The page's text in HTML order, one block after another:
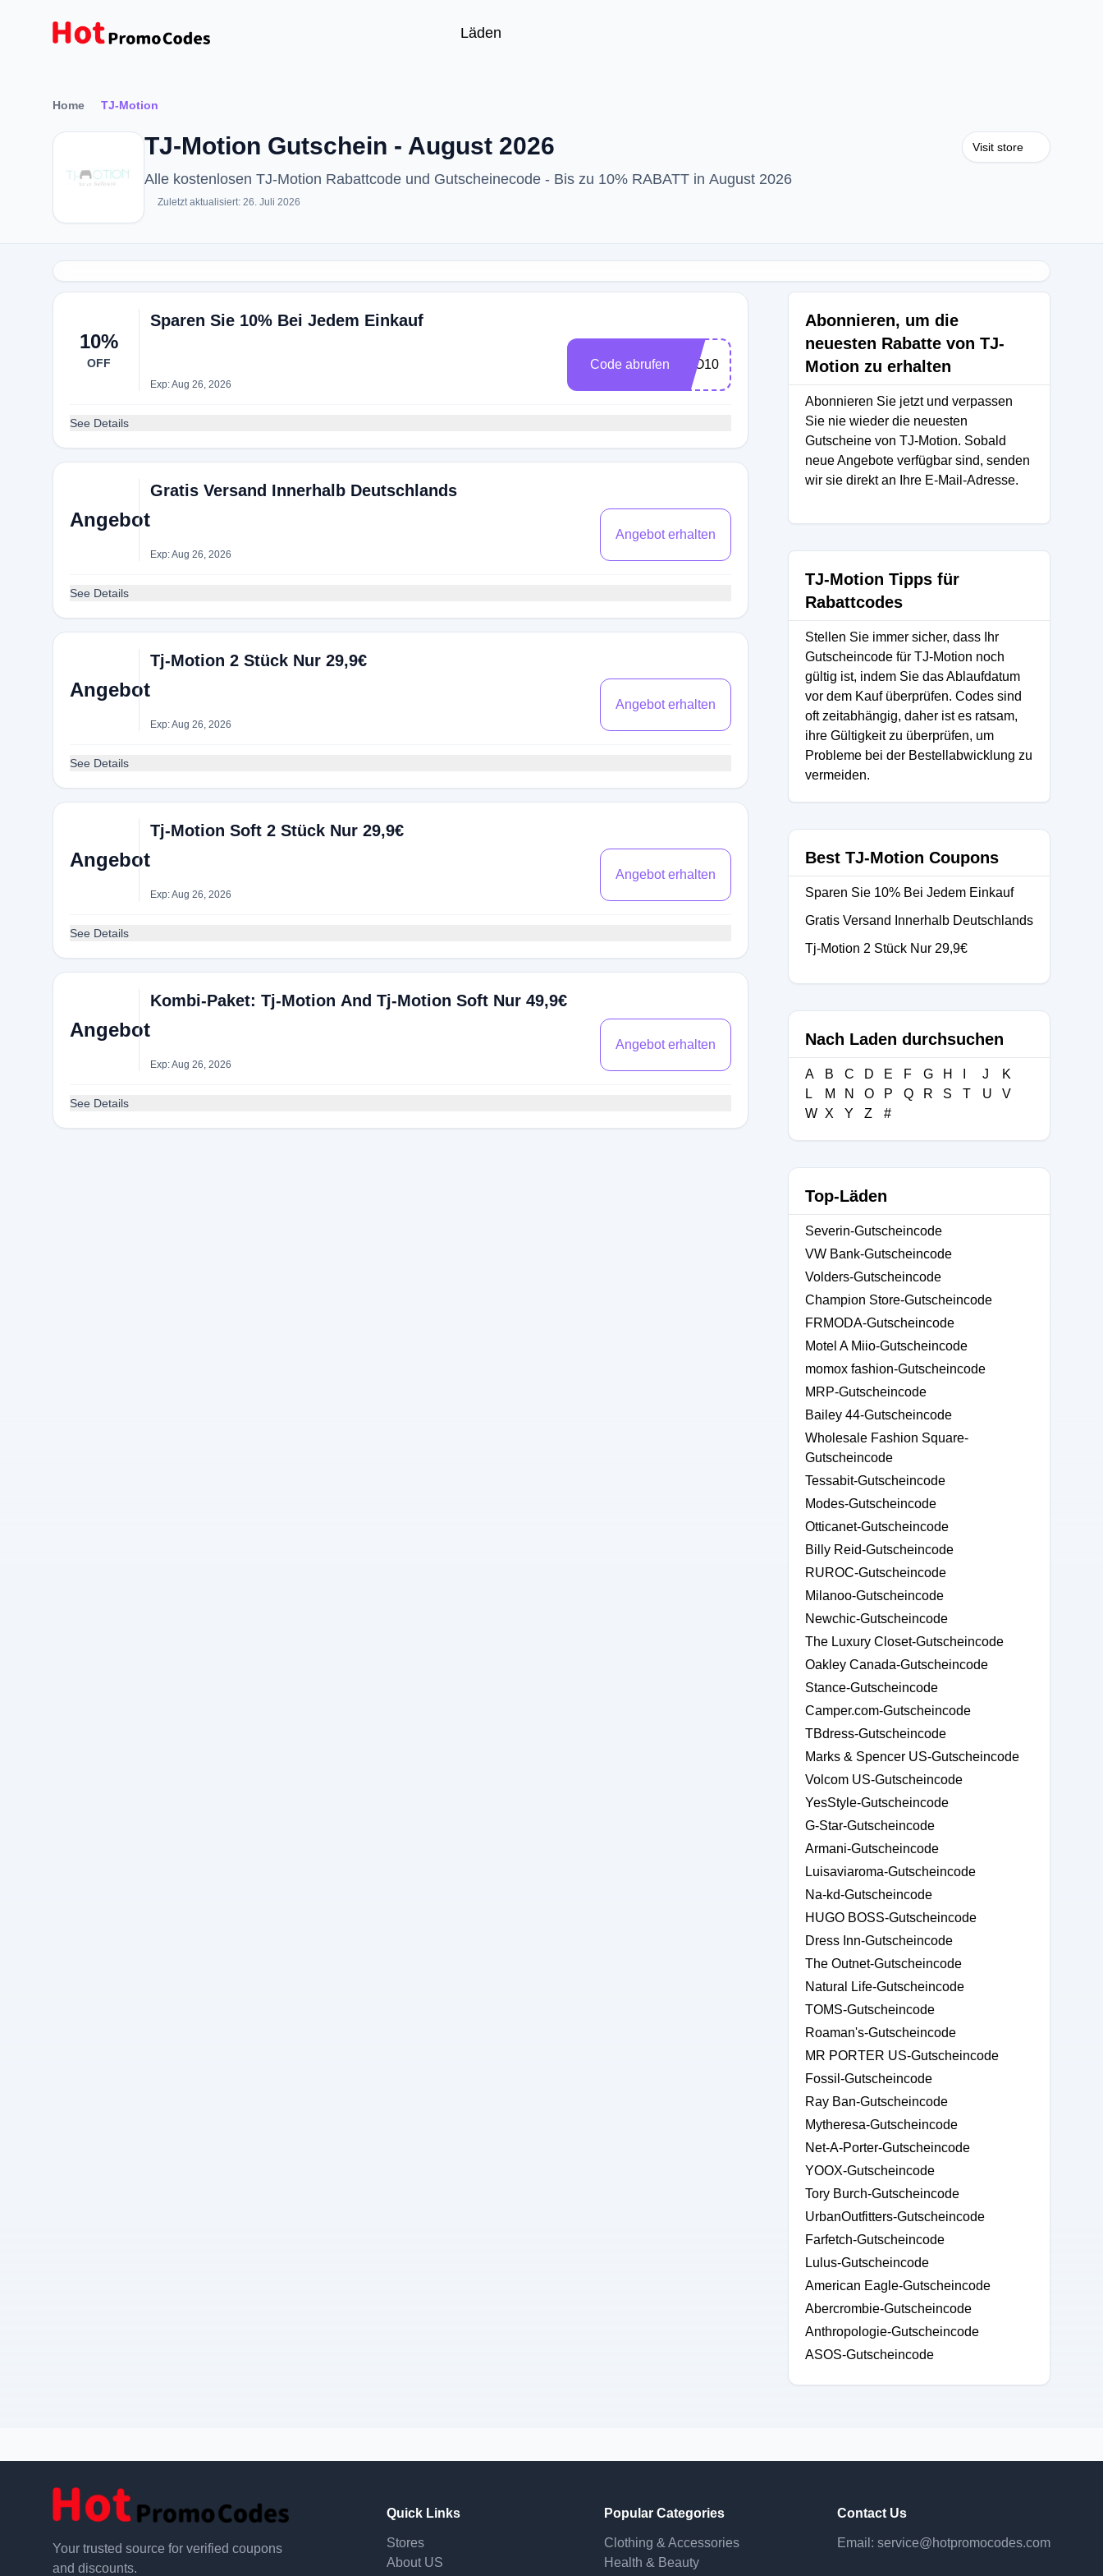
Läden
Home TJ-Motion
TJ-Motion Gutschein - August 2026
Alle kostenlosen TJ-Motion Rabattcode und Gutscheinecode - Bis zu 10% RABATT in August 2026
Zuletzt aktualisiert: 26. Juli 2026
Visit store
10%
OFF
Sparen Sie 10% Bei Jedem Einkauf
Exp: Aug 26, 2026
Code abrufen LLO10
See Details
Angebot
Gratis Versand Innerhalb Deutschlands
Exp: Aug 26, 2026
Angebot erhalten
See Details
Angebot
Tj-Motion 2 Stück Nur 29,9€
Exp: Aug 26, 2026
Angebot erhalten
See Details
Angebot
Tj-Motion Soft 2 Stück Nur 29,9€
Exp: Aug 26, 2026
Angebot erhalten
See Details
Angebot
Kombi-Paket: Tj-Motion And Tj-Motion Soft Nur 49,9€
Exp: Aug 26, 2026
Angebot erhalten
See Details
Abonnieren, um die
neuesten Rabatte von TJ-
Motion zu erhalten
Abonnieren Sie jetzt und verpassen
Sie nie wieder die neuesten
Gutscheine von TJ-Motion. Sobald
neue Angebote verfügbar sind, senden
wir sie direkt an Ihre E-Mail-Adresse.
TJ-Motion Tipps für
Rabattcodes
Stellen Sie immer sicher, dass Ihr
Gutscheincode für TJ-Motion noch
gültig ist, indem Sie das Ablaufdatum
vor dem Kauf überprüfen. Codes sind
oft zeitabhängig, daher ist es ratsam,
ihre Gültigkeit zu überprüfen, um
Probleme bei der Bestellabwicklung zu
vermeiden.
Best TJ-Motion Coupons
Sparen Sie 10% Bei Jedem Einkauf
Gratis Versand Innerhalb Deutschlands
Tj-Motion 2 Stück Nur 29,9€
Nach Laden durchsuchen
A B C D E F G H J
K
L
M N O P Q R S T U
V
W X Y Z #
Top-Läden
Severin-Gutscheincode
VW Bank-Gutscheincode
Volders-Gutscheincode
Champion Store-Gutscheincode
FRMODA-Gutscheincode
Motel A Miio-Gutscheincode
momox fashion-Gutscheincode
MRP-Gutscheincode
Bailey 44-Gutscheincode
Wholesale Fashion Square-
Gutscheincode
Tessabit-Gutscheincode
Modes-Gutscheincode
Otticanet-Gutscheincode
Billy Reid-Gutscheincode
RUROC-Gutscheincode
Milanoo-Gutscheincode
Newchic-Gutscheincode
The Luxury Closet-Gutscheincode
Oakley Canada-Gutscheincode
Stance-Gutscheincode
Camper.com-Gutscheincode
TBdress-Gutscheincode
Marks & Spencer US-Gutscheincode
Volcom US-Gutscheincode
YesStyle-Gutscheincode
G-Star-Gutscheincode
Armani-Gutscheincode
Luisaviaroma-Gutscheincode
Na-kd-Gutscheincode
HUGO BOSS-Gutscheincode
Dress Inn-Gutscheincode
The Outnet-Gutscheincode
Natural Life-Gutscheincode
TOMS-Gutscheincode
Roaman's-Gutscheincode
MR PORTER US-Gutscheincode
Fossil-Gutscheincode
Ray Ban-Gutscheincode
Mytheresa-Gutscheincode
Net-A-Porter-Gutscheincode
YOOX-Gutscheincode
Tory Burch-Gutscheincode
UrbanOutfitters-Gutscheincode
Farfetch-Gutscheincode
Lulus-Gutscheincode
American Eagle-Gutscheincode
Abercrombie-Gutscheincode
Anthropologie-Gutscheincode
ASOS-Gutscheincode
Your trusted source for verified coupons
and discounts.
Quick Links
Stores
About US
Popular Categories
Clothing & Accessories
Health & Beauty
Contact Us
Email: service@hotpromocodes.com